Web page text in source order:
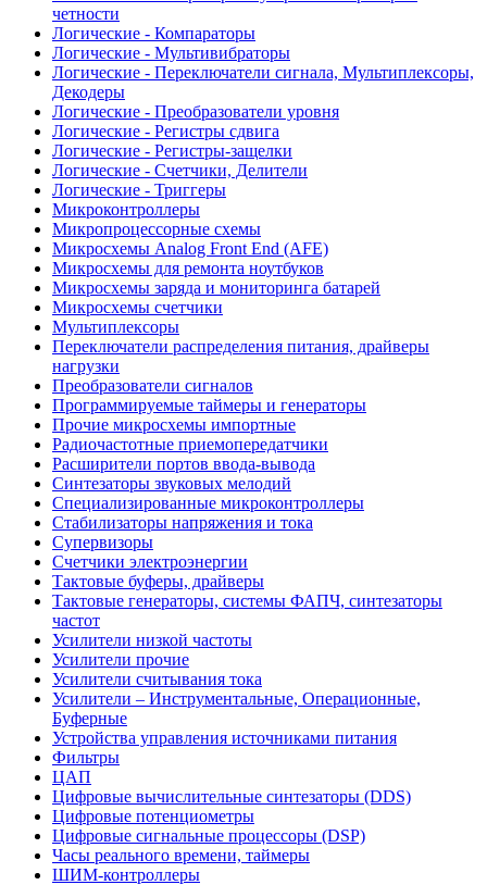
четности
Логические - Компараторы
Логические - Мультивибраторы
Логические - Переключатели сигнала, Мультиплексоры,
Декодеры
Логические - Преобразователи уровня
Логические - Регистры сдвига
Логические - Регистры-защелки
Логические - Счетчики, Делители
Логические - Триггеры
Микроконтроллеры
Микропроцессорные схемы
Микросхемы Analog Front End (AFE)
Микросхемы для ремонта ноутбуков
Микросхемы заряда и мониторинга батарей
Микросхемы счетчики
Мультиплексоры
Переключатели распределения питания, драйверы
нагрузки
Преобразователи сигналов
Программируемые таймеры и генераторы
Прочие микросхемы импортные
Радиочастотные приемопередатчики
Расширители портов ввода-вывода
Синтезаторы звуковых мелодий
Специализированные микроконтроллеры
Стабилизаторы напряжения и тока
Супервизоры
Счетчики электроэнергии
Тактовые буферы, драйверы
Тактовые генераторы, системы ФАПЧ, синтезаторы
частот
Усилители низкой частоты
Усилители прочие
Усилители считывания тока
Усилители – Инструментальные, Операционные,
Буферные
Устройства управления источниками питания
Фильтры
ЦАП
Цифровые вычислительные синтезаторы (DDS)
Цифровые потенциометры
Цифровые сигнальные процессоры (DSP)
Часы реального времени, таймеры
ШИМ-контроллеры